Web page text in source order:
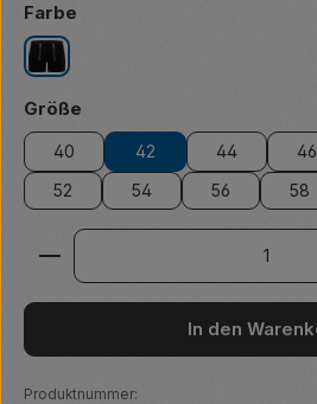
Farbe
schwarz
Größe
40 42 44 46
52
54 56 58
Produkt Anzahl: Gib den
In den
Produktnummer: